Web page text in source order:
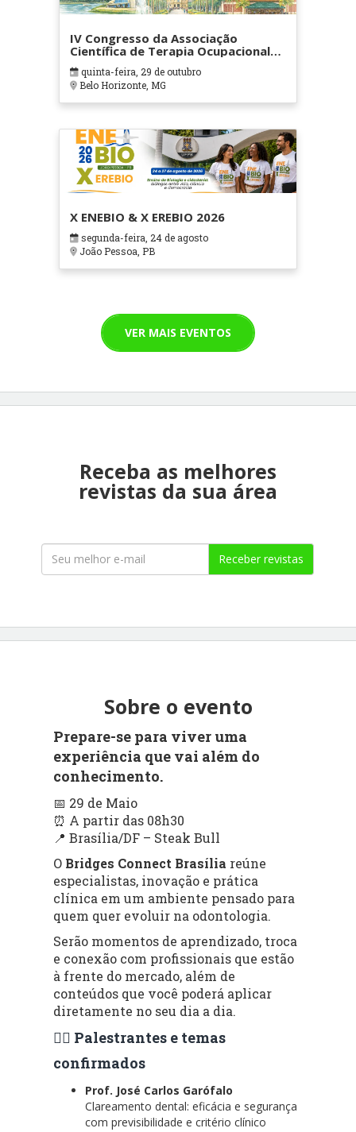
IV Congresso da Associação
Científica de Terapia Ocupacional
em Contextos Hospitalares e
Cuidados Paliativos - ATOHOSP
quinta-feira, 29 de outubro
Belo Horizonte, MG
X ENEBIO & X EREBIO 2026
segunda-feira, 24 de agosto
João Pessoa, PB
VER MAIS EVENTOS
Receba as melhores
revistas da sua área
Receber revistas
Sobre o evento
Prepare-se para viver uma
experiência que vai além do
conhecimento.
📅 29 de Maio
⏰ A partir das 08h30
📍 Brasília/DF – Steak Bull
O Bridges Connect Brasília reúne
especialistas, inovação e prática
clínica em um ambiente pensado para
quem quer evoluir na odontologia.
Serão momentos de aprendizado, troca
e conexão com profissionais que estão
à frente do mercado, além de
conteúdos que você poderá aplicar
diretamente no seu dia a dia.
👨‍⚕️ Palestrantes e temas
confirmados
Prof. José Carlos Garófalo
Clareamento dental: eficácia e segurança
com previsibilidade e critério clínico